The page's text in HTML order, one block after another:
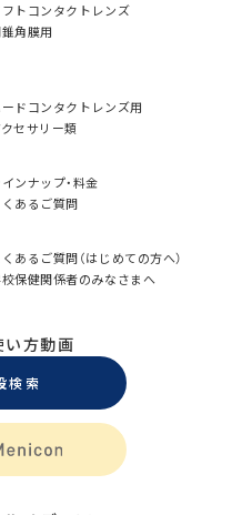
トコンタクトレンズ
角膜用
ドコンタクトレンズ用
セサリー類
ンナップ・料金
あるご質問
あるご質問（はじめての方へ）
保健関係者のみなさまへ
い方動画
検索